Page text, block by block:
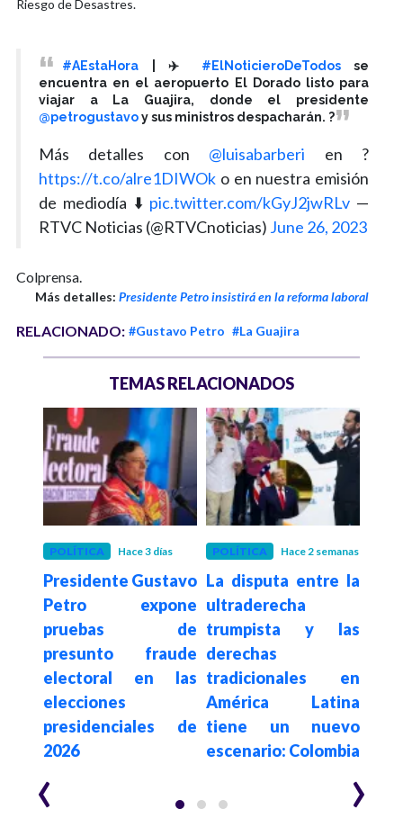
Riesgo de Desastres.
#AEstaHora | ✈️ #ElNoticieroDeTodosse
encuentra en el aeropuerto El Dorado listo para
viajar a La Guajira, donde el presidente
@petrogustavoy sus ministros despacharán. ?
Más detalles con @luisabarberi en ?
https://t.co/alre1DIWOk o en nuestra emisión
de mediodía ⬇️ pic.twitter.com/kGyJ2jwRLv—
RTVC Noticias (@RTVCnoticias) June 26, 2023
Colprensa.
Más detalles: Presidente Petro insistirá en la reforma laboral
RELACIONADO: #Gustavo Petro #La Guajira
TEMAS RELACIONADOS
POLÍTICA Hace 3 días
Presidente Gustavo
Petro expone
pruebas de
presunto fraude
electoral en las
elecciones
presidenciales de
2026
POLÍTICA Hace 2 semanas
La disputa entre la
ultraderecha
trumpista y las
derechas
tradicionales en
América Latina
tiene un nuevo
escenario: Colombia
‹ ›